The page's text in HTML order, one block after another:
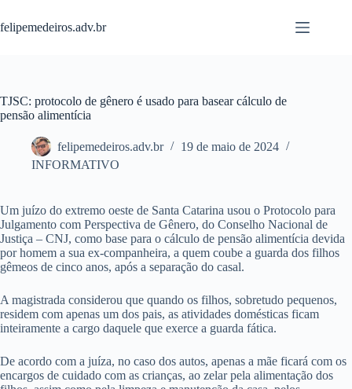
para
o
felipemedeiros.adv.br
TJSC: protocolo de gênero é usado para basear cálculo de
pensão alimentícia
felipemedeiros.adv.br
19 de maio de 2024
INFORMATIVO
Um juízo do extremo oeste de Santa Catarina usou o Protocolo para
Julgamento com Perspectiva de Gênero, do Conselho Nacional de
Justiça – CNJ, como base para o cálculo de pensão alimentícia devida
por homem a sua ex-companheira, a quem coube a guarda dos filhos
gêmeos de cinco anos, após a separação do casal.
A magistrada considerou que quando os filhos, sobretudo pequenos,
residem com apenas um dos pais, as atividades domésticas ficam
inteiramente a cargo daquele que exerce a guarda fática.
De acordo com a juíza, no caso dos autos, apenas a mãe ficará com os
encargos de cuidado com as crianças, ao zelar pela alimentação dos